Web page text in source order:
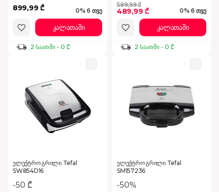
899,99 ₾ 0% 6 თვე
2 საათში - 0 ₾
კალათაში
589,99 ₾
489,99 ₾ 0% 6 თვე
2 საათში - 0 ₾
კალათაში
ელექტრო გრილი Tefal
SW854D16
-50 ₾
ელექტრო გრილი Tefal
SM157236
-50%